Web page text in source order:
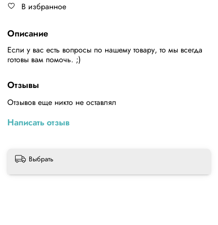
В избранное
Описание
Если у вас есть вопросы по нашему товару, то мы всегда
готовы вам помочь. ;)
Отзывы
Отзывов еще никто не оставлял
Написать отзыв
Выбрать